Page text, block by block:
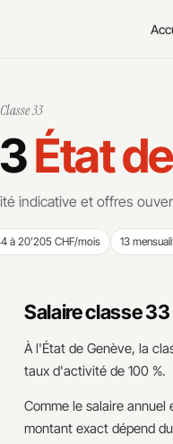
33
État
indicative et offres
à 20’205 CHF/mois 13
Salaire classe
À l'État de Genève, la
taux d'activité de 100 %.
Comme le salaire
montant exact dépend